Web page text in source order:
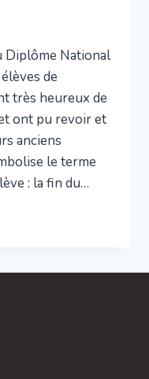
Diplôme National
de
très heureux de
ont pu revoir et
anciens
le terme
: la fin du…